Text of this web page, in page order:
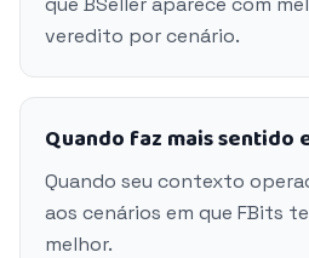
veredito por cenário.
Quando faz mais sentido
Quando seu contexto
aos cenários em que FBits
melhor.